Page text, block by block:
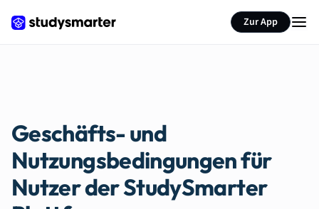
Zur App
Geschäfts- und
Nutzungsbedingungen für
Nutzer der StudySmarter